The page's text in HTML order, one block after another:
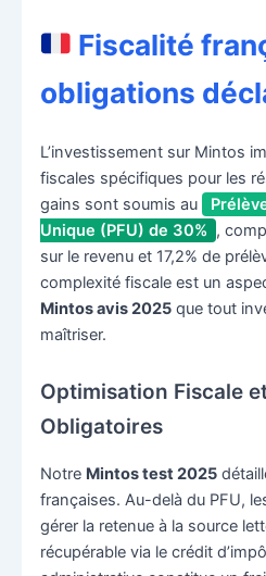
Fiscalité
obligations
L’investissement sur Mintos
fiscales spécifiques pour les
gains sont soumis au
Unique (PFU) de 30% ,
sur le revenu et 17,2% de
complexité fiscale est un
Mintos avis 2025que tout
maîtriser.
Optimisation Fiscale
Obligatoires
Notre Mintos test 2025
françaises. Au-delà du PFU,
gérer la retenue à la source
récupérable via le crédit